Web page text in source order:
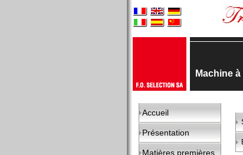
Machine
Accueil
Présentation
Matières premières